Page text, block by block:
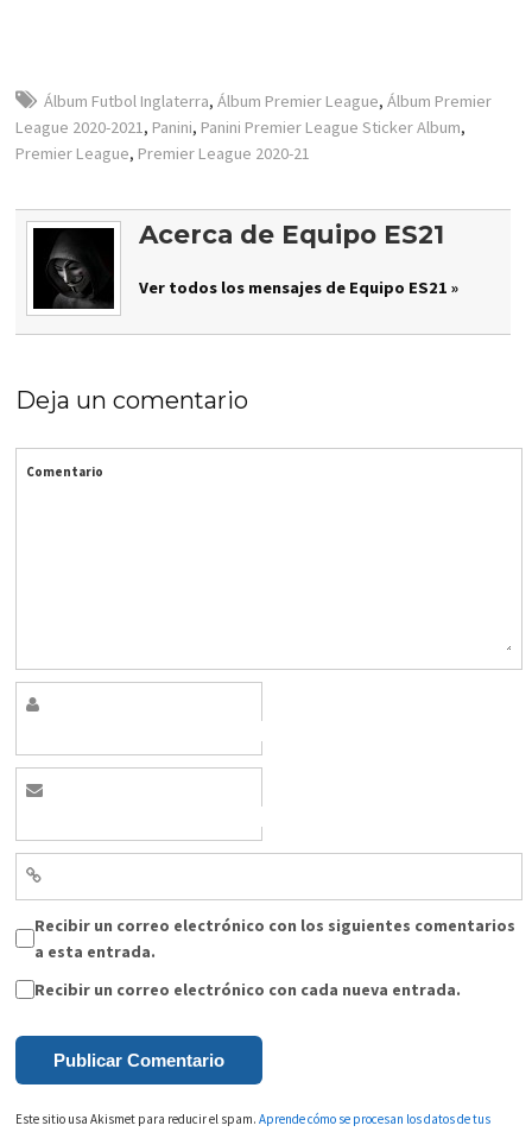
Álbum Futbol Inglaterra,Álbum Premier League,Álbum Premier
League 2020-2021, Panini, Panini Premier League Sticker Album,
Premier League, Premier League 2020-21
Acerca de Equipo ES21
Ver todos los mensajes de Equipo ES21 »
Deja un comentario
Comentario
Recibir un correo electrónico con los siguientes comentarios
a esta entrada.
Recibir un correo electrónico con cada nueva entrada.
Este sitio usa Akismet para reducir el spam.Aprende cómo se procesan los datos de tus